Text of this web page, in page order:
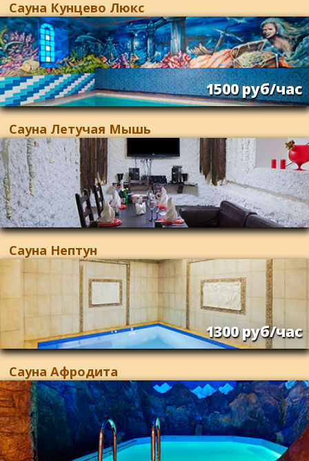
Сауна Кунцево Люкс
1500 руб/час
Сауна Летучая Мышь
Сауна Нептун
1300 руб/час
Сауна Афродита